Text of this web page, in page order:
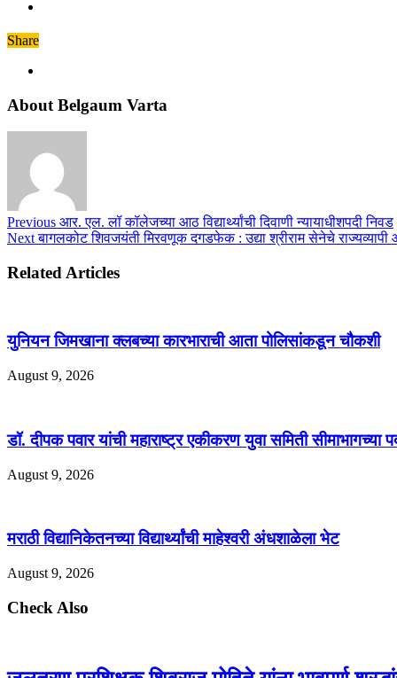
Share
About Belgaum Varta
Previous आर. एल. लॉ कॉलेजच्या आठ विद्यार्थ्यांची दिवाणी न्यायाधीशपदी निवड
Nextबागलकोट शिवजयंती मिरवणूक दगडफेक : ​उद्या श्रीराम सेनेचे
Related Articles
युनियन जिमखाना क्लबच्या कारभाराची आता पोलिसांकडून चौकशी
August 9, 2026
डॉ. दीपक पवार यांची महाराष्ट्र एकीकरण युवा समिती सीमाभागच्या
August 9, 2026
मराठी विद्यानिकेतनच्या विद्यार्थ्यांची माहेश्वरी अंधशाळेला भेट
August 9, 2026
Check Also